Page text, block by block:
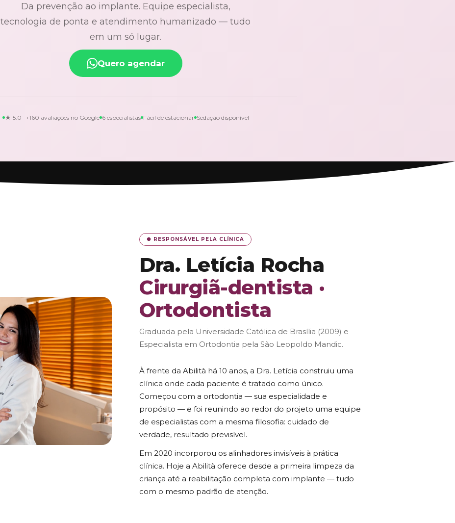
Da prevenção ao implante. Equipe especialista,
tecnologia de ponta e atendimento humanizado — tudo
em um só lugar.
Quero agendar
★ 5.0 · +160 avaliações no Google 6 especialistas Fácil de estacionar Sedação disponível
● RESPONSÁVEL PELA CLÍNICA
Dra. Letícia Rocha
Cirurgiã-dentista ·
Ortodontista
Graduada pela Universidade Católica de Brasília (2009) e
Especialista em Ortodontia pela São Leopoldo Mandic.
À frente da Abilità há 10 anos, a Dra. Letícia construiu uma
clínica onde cada paciente é tratado como único.
Começou com a ortodontia — sua especialidade e
propósito — e foi reunindo ao redor do projeto uma equipe
de especialistas com a mesma filosofia: cuidado de
verdade, resultado previsível.
Em 2020 incorporou os alinhadores invisíveis à prática
clínica. Hoje a Abilità oferece desde a primeira limpeza da
criança até a reabilitação completa com implante — tudo
com o mesmo padrão de atenção.